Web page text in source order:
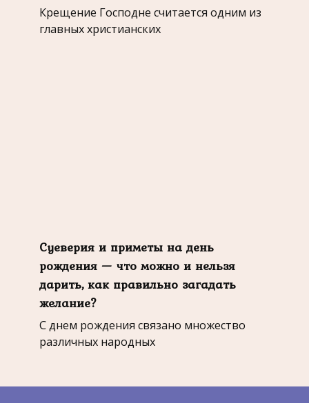
Крещение Господне считается одним из
главных христианских
Суеверия и приметы на день
рождения — что можно и нельзя
дарить, как правильно загадать
желание?
С днем рождения связано множество
различных народных